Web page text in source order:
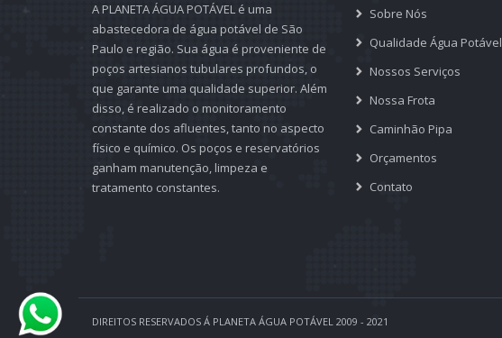
A PLANETA ÁGUA POTÁVEL é uma
abastecedora de água potável de São
Paulo e região. Sua água é proveniente de
poços artesianos tubulares profundos, o
que garante uma qualidade superior. Além
disso, é realizado o monitoramento
constante dos afluentes, tanto no aspecto
físico e químico. Os poços e reservatórios
ganham manutenção, limpeza e
tratamento constantes.
Sobre Nós
Qualidade Água Potável
Nossos Serviços
Nossa Frota
Caminhão Pipa
Orçamentos
Contato
DIREITOS RESERVADOS Á PLANETA ÁGUA POTÁVEL 2009 - 2021